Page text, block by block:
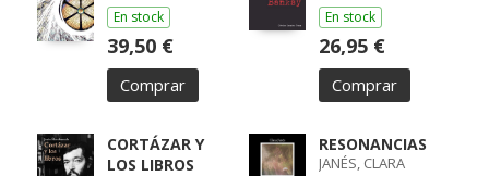
En stock
39,50 €
Comprar
En stock
26,95 €
Comprar
CORTÁZAR Y
LOS LIBROS
RESONANCIAS
JANÉS, CLARA